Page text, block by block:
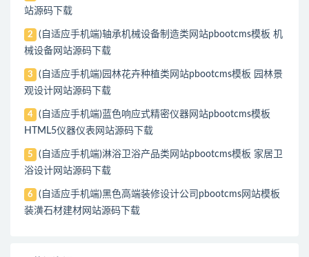
站源码下载
2
(自适应手机端)轴承机械设备制造类网站pbootcms模板 机
械设备网站源码下载
3
(自适应手机端)园林花卉种植类网站pbootcms模板 园林景
观设计网站源码下载
4
(自适应手机端)蓝色响应式精密仪器网站pbootcms模板
HTML5仪器仪表网站源码下载
5
(自适应手机端)淋浴卫浴产品类网站pbootcms模板 家居卫
浴设计网站源码下载
6
(自适应手机端)黑色高端装修设计公司pbootcms网站模板
装潢石材建材网站源码下载